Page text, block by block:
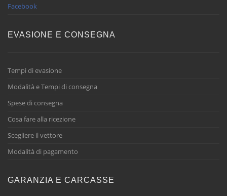
Facebook
EVASIONE E CONSEGNA
Tempi di evasione
Modalità e Tempi di consegna
Spese di consegna
Cosa fare alla ricezione
Scegliere il vettore
Modalità di pagamento
GARANZIA E CARCASSE